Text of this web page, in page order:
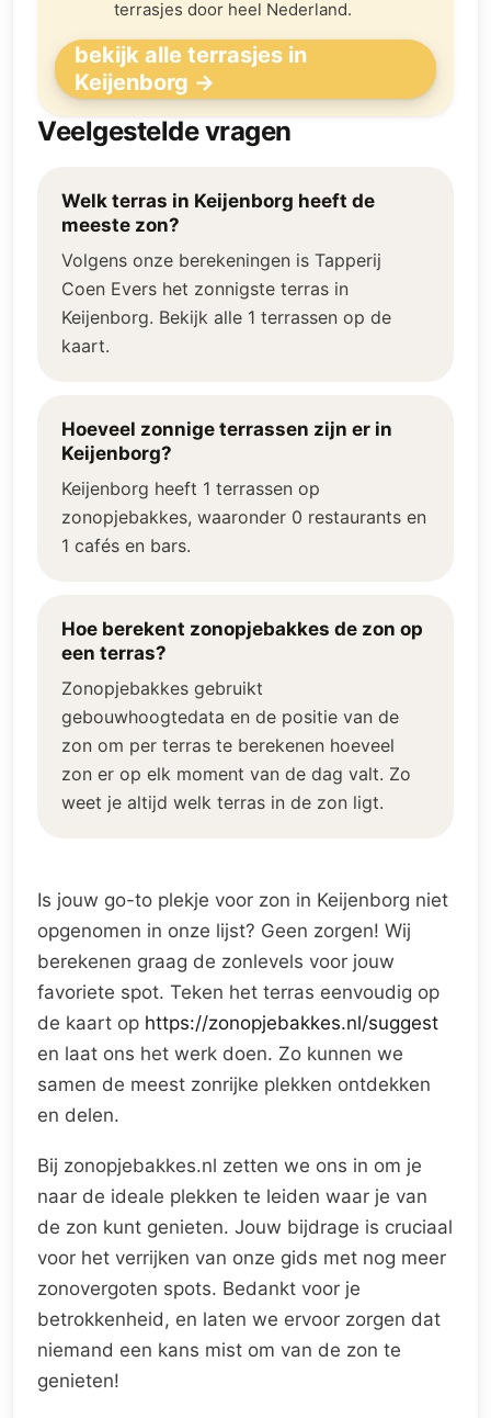
terrasjes door heel Nederland.
bekijk alle terrasjes in
Keijenborg →
Veelgestelde vragen
Welk terras in Keijenborg heeft de
meeste zon?
Volgens onze berekeningen is Tapperij
Coen Evers het zonnigste terras in
Keijenborg. Bekijk alle 1 terrassen op de
kaart.
Hoeveel zonnige terrassen zijn er in
Keijenborg?
Keijenborg heeft 1 terrassen op
zonopjebakkes, waaronder 0 restaurants en
1 cafés en bars.
Hoe berekent zonopjebakkes de zon op
een terras?
Zonopjebakkes gebruikt
gebouwhoogtedata en de positie van de
zon om per terras te berekenen hoeveel
zon er op elk moment van de dag valt. Zo
weet je altijd welk terras in de zon ligt.
Is jouw go-to plekje voor zon in Keijenborg niet
opgenomen in onze lijst? Geen zorgen! Wij
berekenen graag de zonlevels voor jouw
favoriete spot. Teken het terras eenvoudig op
de kaart op https://zonopjebakkes.nl/suggest
en laat ons het werk doen. Zo kunnen we
samen de meest zonrijke plekken ontdekken
en delen.
Bij zonopjebakkes.nl zetten we ons in om je
naar de ideale plekken te leiden waar je van
de zon kunt genieten. Jouw bijdrage is cruciaal
voor het verrijken van onze gids met nog meer
zonovergoten spots. Bedankt voor je
betrokkenheid, en laten we ervoor zorgen dat
niemand een kans mist om van de zon te
genieten!